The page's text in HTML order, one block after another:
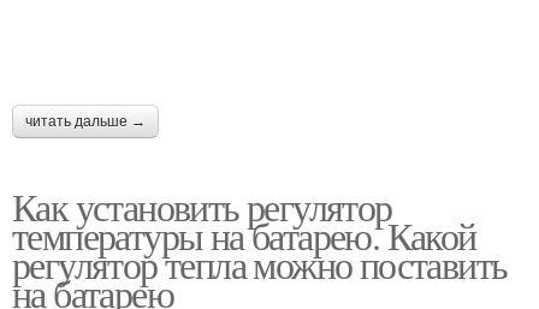
читать дальше →
Как установить регулятор
температуры на батарею. Какой
регулятор тепла можно поставить
на батарею